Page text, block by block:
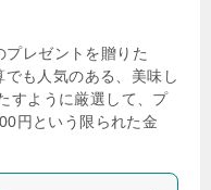
レゼントを贈りた
も人気のある、美味し
すように厳選して、プ
円という限られた金